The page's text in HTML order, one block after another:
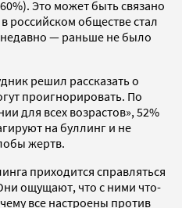
Это может быть связано
российском обществе стал
— раньше не было
решил рассказать о
проигнорировать. По
для всех возрастов», 52%
на буллинг и не
жертв.
приходится справляться
ощущают, что с ними что-
все настроены против